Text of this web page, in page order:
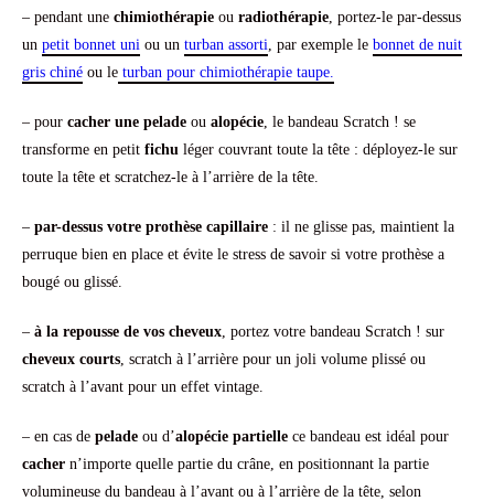
– pendant une chimiothérapie ou radiothérapie, portez-le par-dessus
un petit bonnet uni ou un turban assorti, par exemple le bonnet de nuit
gris chiné ou le turban pour chimiothérapie taupe.
– pour cacher une pelade ou alopécie, le bandeau Scratch ! se
transforme en petit fichu léger couvrant toute la tête : déployez-le sur
toute la tête et scratchez-le à l’arrière de la tête.
– par-dessus votre prothèse capillaire : il ne glisse pas, maintient la
perruque bien en place et évite le stress de savoir si votre prothèse a
bougé ou glissé.
– à la repousse de vos cheveux, portez votre bandeau Scratch ! sur
cheveux courts, scratch à l’arrière pour un joli volume plissé ou
scratch à l’avant pour un effet vintage.
– en cas de pelade ou d’alopécie partielle ce bandeau est idéal pour
cacher n’importe quelle partie du crâne, en positionnant la partie
volumineuse du bandeau à l’avant ou à l’arrière de la tête, selon